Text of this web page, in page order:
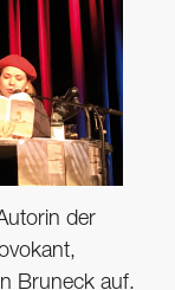
der
Bruneck auf.